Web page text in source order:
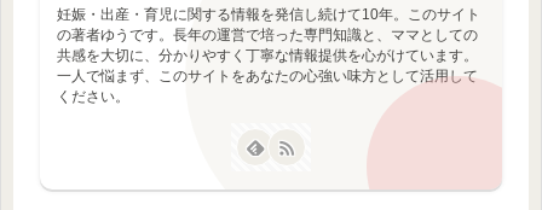
妊娠・出産・育児に関する情報を発信し続けて10年。このサイト
の著者ゆうです。長年の運営で培った専門知識と、ママとしての
共感を大切に、分かりやすく丁寧な情報提供を心がけています。
一人で悩まず、このサイトをあなたの心強い味方として活用して
ください。